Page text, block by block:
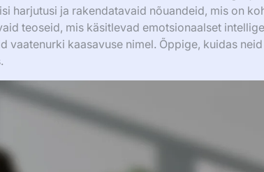
harjutusi ja rakendatavaid nõuandeid, mis on
teoseid, mis käsitlevad emotsionaalset
vaatenurki kaasavuse nimel. Õppige, kuidas